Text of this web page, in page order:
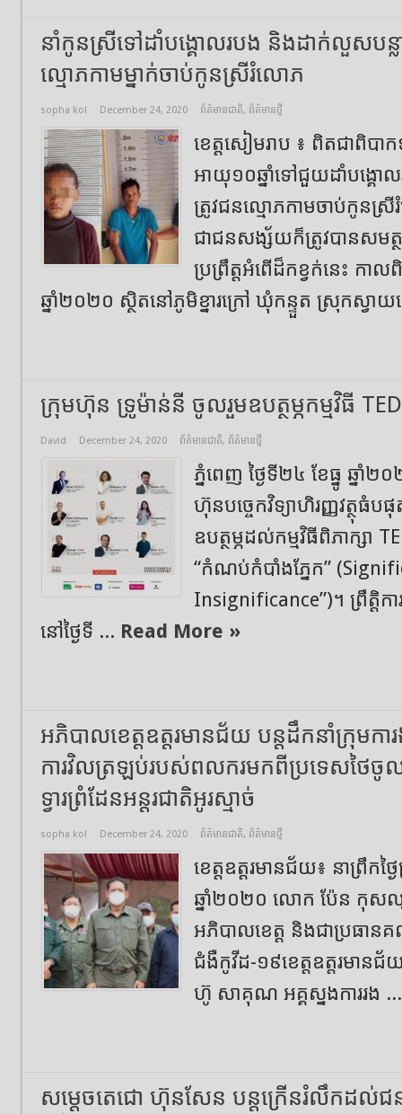
នាំកូនស្រីទៅដាំបង្គោលរបង និងដាក់លួសបន្លា
ល្មោភកាមម្នាក់ចាប់កូនស្រីរំលោភ
sopha kol December 24, 2020 ព័ត៌មានជាតិ, ព័ត៌មានថ្មី
ខេត្តសៀមរាប ៖ ពិតជាពិបា
អាយុ១០ឆ្នាំទៅជួយដាំបង្គោ
ត្រូវជនល្មោភកាមចាប់កូនស្រី
ជាជនសង្ស័យក៏ត្រូវបានសមត្
ប្រព្រឹត្តអំពើដ៏កខ្វក់នេះ កា
ឆ្នាំ២០២០ ​ស្ថិតនៅភូមិខ្នារក្រៅ ឃុំកន្ទួត ស្រុកស្វា
ក្រុមហ៊ុន ទ្រូម៉ាន់នី ចូលរួម​ឧបត្ថម្ភ​កម្មវិធី
David December 24, 2020 ព័ត៌មានជាតិ, ព័ត៌មានថ្មី
ភ្នំពេញ​ ថ្ងៃទី​២៤ ខែធ្នូ ឆ្នាំ​
ហ៊ុន​បច្ចេកវិទ្យាហិរញ្ញវត្ថុ​
ឧបត្ថម្ភ​ដល់​​កម្មវិធីពិភាក្សា​
“កំណប់កំបាំង​ភ្នែក”
Insignificance”)។ ព្រឹត្តិក
នៅថ្ងៃទី ... Read More »
អភិបាលខេត្តឧត្ដរមានជ័យ បន្តដឹកនាំក្រុមកា
ការវិលត្រឡប់របស់ពលករមកពីប្រទេសថៃចូល
ទ្វារព្រំដែនអន្តរជាតិអូរស្មាច់
sopha kol December 24, 2020 ព័ត៌មានជាតិ, ព័ត៌មានថ្មី
ខេត្តឧត្ដរមានជ័យ៖ នាព្រឹកថ្
ឆ្នាំ២០២០ លោក ប៉ែន កុស
អភិបាលខេត្ត និងជាប្រធានគ
ជំងឺកូវីដ-១៩ខេត្តឧត្ដរមា
ហ៊ូ សាគុណ អគ្គស្នងការរង
សម្ដេចតេជោ ហ៊ុនសែន បន្តក្រើនរំលឹកដល់ជន